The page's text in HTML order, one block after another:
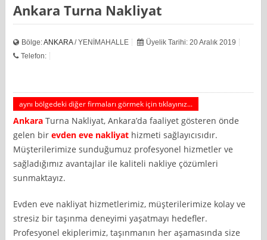
Ankara Turna Nakliyat
Bölge:ANKARA/ YENİMAHALLE
Üyelik Tarihi: 20 Aralık 2019
Telefon:
aynı bölgedeki diğer firmaları görmek için tıklayınız...
Ankara Turna Nakliyat, Ankara’da faaliyet gösteren önde
gelen birevden eve nakliyat hizmeti sağlayıcısıdır.
Müşterilerimize sunduğumuz profesyonel hizmetler ve
sağladığımız avantajlar ile kaliteli nakliye çözümleri
sunmaktayız.
Evden eve nakliyat hizmetlerimiz, müşterilerimize kolay ve
stresiz bir taşınma deneyimi yaşatmayı hedefler.
Profesyonel ekiplerimiz, taşınmanın her aşamasında size